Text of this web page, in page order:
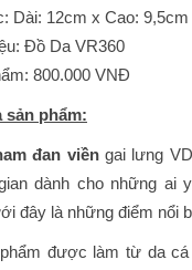
Dài: 12cm x Cao:
Đồ Da VR360
800.000 VNĐ
sản phẩm:
đan viềngai lưng
dành cho những ai
đây là những điểm nổi
được làm từ da